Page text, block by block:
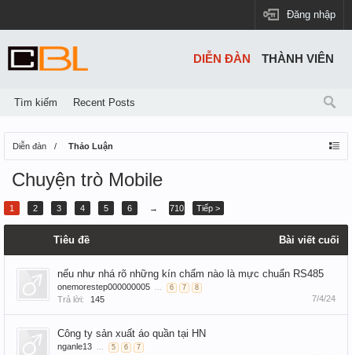
Đăng nhập
Diễn đàn Thảo Luận
Chuyện trò Mobile
1 2 3 4 5 6 → 710 Tiếp >
Tiêu đề Bài viết cuối
nếu như nhá rõ những kín chấm nào là mực chuẩn RS485
onemorestep000000005 ... 6 7 8
Trả lời: 145 7/4/24
Công ty sản xuất áo quần tại HN
nganle13 ... 5 6 7
DIỄN ĐÀN
Tìm kiếm Recent Posts
THÀNH VIÊN